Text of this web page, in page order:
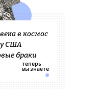
в космос
США
браки